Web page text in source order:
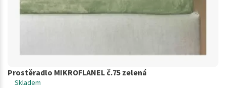
Prostěradlo MIKROFLANEL č.75 zelená
Skladem